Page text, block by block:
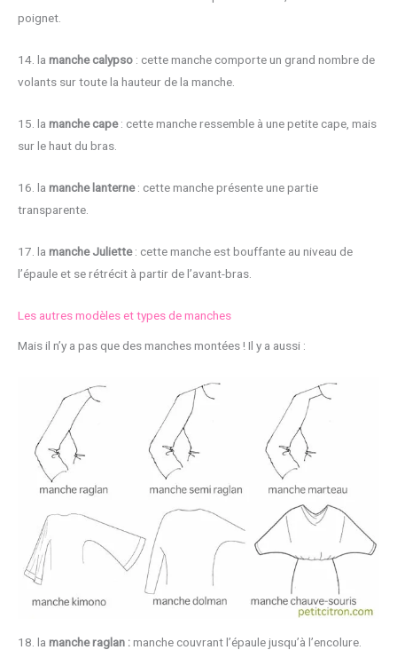
poignet.
14. la manche calypso : cette manche comporte un grand nombre de
volants sur toute la hauteur de la manche.
15. la manche cape: cette manche ressemble à une petite cape, mais
sur le haut du bras.
16. la manche lanterne: cette manche présente une partie
transparente.
17. la manche Juliette: cette manche est bouffante au niveau de
l’épaule et se rétrécit à partir de l’avant-bras.
Les autres modèles et types de manches
Mais il n’y a pas que des manches montées ! Il y a aussi :
18. la manche raglan :manche couvrant l’épaule jusqu’à l’encolure.